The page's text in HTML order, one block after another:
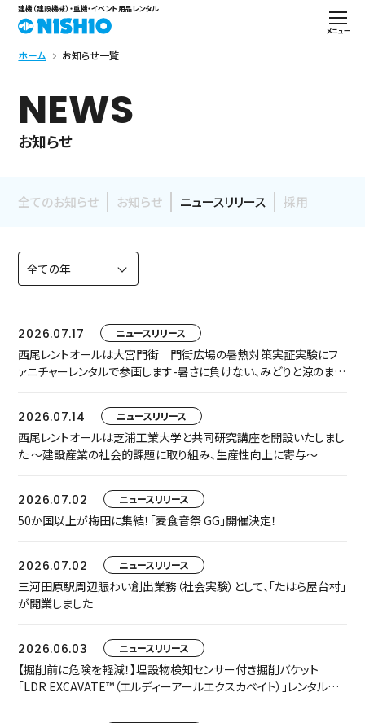
建機（建設機械）・重機・イベント用品レンタル
メニュー
ホーム お知らせ一覧
NEWS
お知らせ
全てのお知らせ お知らせ ニュースリリース 採用
2026.07.17 ニュースリリース
西尾レントオールは大宮門街 門街広場の暑熱対策実証実験にフ
ァニチャーレンタルで参画します-暑さに負けない、みどりと涼のまち
2026.07.14
ニュースリリース
西尾レントオールは芝浦工業大学と共同研究講座を開設いたしまし
た ～建設産業の社会的課題に取り組み、生産性向上に寄与～
2026.07.02 ニュースリリース
50か国以上が梅田に集結！「麦食音祭 GG」開催決定！
2026.07.02 ニュースリリース
三河田原駅周辺賑わい創出業務（社会実験）として、「たはら屋台村」
が開業しました
2026.06.03 ニュースリリース
【掘削前に危険を軽減！】埋設物検知センサー付き掘削バケット
「LDR EXCAVATE™（エルディーアールエクスカベイト）」レンタルを